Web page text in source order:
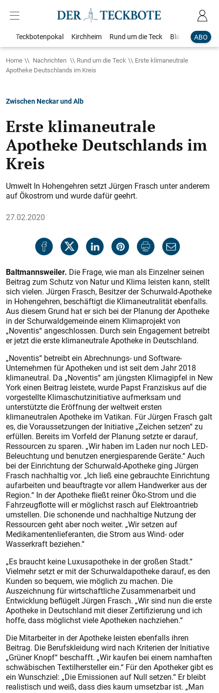
ABO
Teckbotenpokal Kirchheim Rund um die Teck Blaulicht
Home Nachrichten Rund um die Teck
Erste klimaneutrale
Apotheke Deutschlands im Kreis
Zwischen Neckar und Alb
Erste klimaneutrale
Apotheke Deutschlands im
Kreis
Umwelt In Hohengehren setzt Jürgen Frasch unter anderem
auf Ökostrom und wurde dafür geehrt.
27.02.2020
Baltmannsweiler. Die Frage, wie man als Einzelner seinen
Beitrag zum Schutz von Natur und Klima leisten kann, stellt
sich vielen. Jürgen Frasch, Besitzer der Schurwald-Apotheke
in Hohengehren, beschäftigt die Klimaneutralität ebenfalls.
Aus diesem Grund hat er sich bei der Planung der Apotheke
in der Schurwaldgemeinde einem Klimaprojekt von
„Noventis“ angeschlossen. Durch sein Engagement betreibt
er jetzt die erste klimaneutrale Apotheke in Deutschland.
„Noventis“ betreibt ein Abrechnungs- und Software-
Unternehmen für Apotheken und ist seit dem Jahr 2018
klimaneutral. Da „Noventis“ am jüngsten Klimagipfel in New
York einen Beitrag leistete, wurde Papst Franziskus auf die
vorgestellte Klimaschutzinitiative aufmerksam und
unterstützte die Eröffnung der weltweit ersten
klimaneutralen Apotheke im Vatikan. Für Jürgen Frasch galt
es, die Voraussetzungen der Initiative „Zeichen setzen“ zu
erfüllen. Bereits im Vorfeld der Planung setzte er darauf,
Ressourcen zu sparen. „Wir haben im Laden nur noch LED-
Beleuchtung und benutzen energiesparende Geräte.“ Auch
bei der Einrichtung der Schurwald-Apotheke ging Jürgen
Frasch nachhaltig vor. „Ich ließ eine gebrauchte Einrichtung
aufarbeiten und beauftragte vor allem Handwerker aus der
Region.“ In der Apotheke fließt reiner Öko-Strom und die
Fahrzeugflotte will er möglichst rasch auf Elektroantrieb
umstellen. Die schonende und nachhaltige Nutzung der
Ressourcen geht aber noch weiter. „Wir setzen auf
Medikamentenlieferanten, die Strom aus Wind- oder
Wasserkraft beziehen.“
„Es braucht keine Luxusapotheke in der großen Stadt.“
Vielmehr setzt er mit der Schurwaldapotheke darauf, es den
Kunden so bequem, wie möglich zu machen. Die
Auszeichnung für wirtschaftliche Zusammenarbeit und
Entwicklung beflügelt Jürgen Frasch. „Wir sind nun die erste
Apotheke in Deutschland mit dieser Zertifizierung und ich
hoffe, dass möglichst viele Apotheken nachziehen.“
Die Mitarbeiter in der Apotheke leisten ebenfalls ihren
Beitrag. Die Berufskleidung wird nach Kriterien der Initiative
„Grüner Knopf“ beschafft. „Wir kaufen bei einem namhaften
schwäbischen Textilhersteller ein.“ Für den Apotheker gibt es
ein Wunschziel: „Die Emissionen auf Null setzen.“ Er bleibt
realistisch und weiß, dass dies kaum umsetzbar ist. „Man